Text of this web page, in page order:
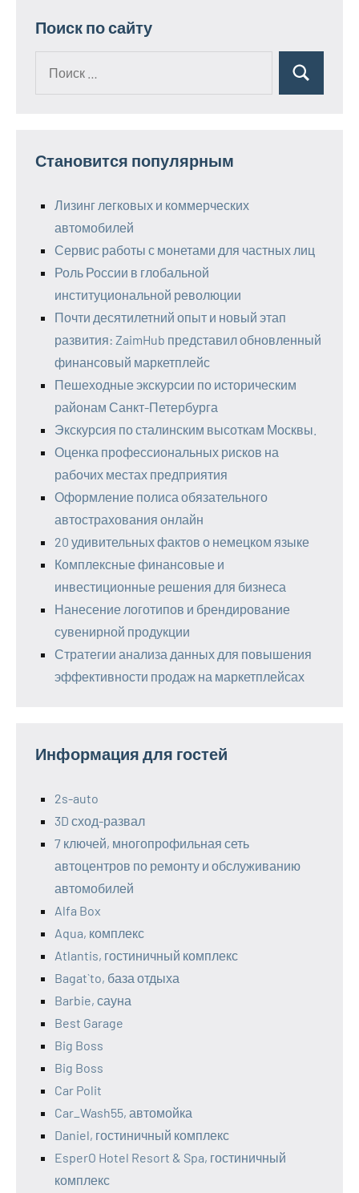
Поиск по сайту
Поиск
Становится популярным
Лизинг легковых и коммерческих
автомобилей
Сервис работы с монетами для частных лиц
Роль России в глобальной
институциональной революции
Почти десятилетний опыт и новый этап
развития: ZaimHub представил обновленный
финансовый маркетплейс
Пешеходные экскурсии по историческим
районам Санкт-Петербурга
Экскурсия по сталинским высоткам Москвы.
Оценка профессиональных рисков на
рабочих местах предприятия
Оформление полиса обязательного
автострахования онлайн
20 удивительных фактов о немецком языке
Комплексные финансовые и
инвестиционные решения для бизнеса
Нанесение логотипов и брендирование
сувенирной продукции
Стратегии анализа данных для повышения
эффективности продаж на маркетплейсах
Информация для гостей
2s-auto
3D сход-развал
7 ключей, многопрофильная сеть
автоцентров по ремонту и обслуживанию
автомобилей
Alfa Box
Aqua, комплекс
Atlantis, гостиничный комплекс
Bagat`to, база отдыха
Barbie, сауна
Best Garage
Big Boss
Big Boss
Car Polit
Car_Wash55, автомойка
Daniel, гостиничный комплекс
EsperO Hotel Resort & Spa, гостиничный
комплекс